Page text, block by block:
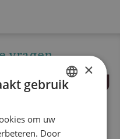
vragen
nazorg
×
gebruik
om uw
Door